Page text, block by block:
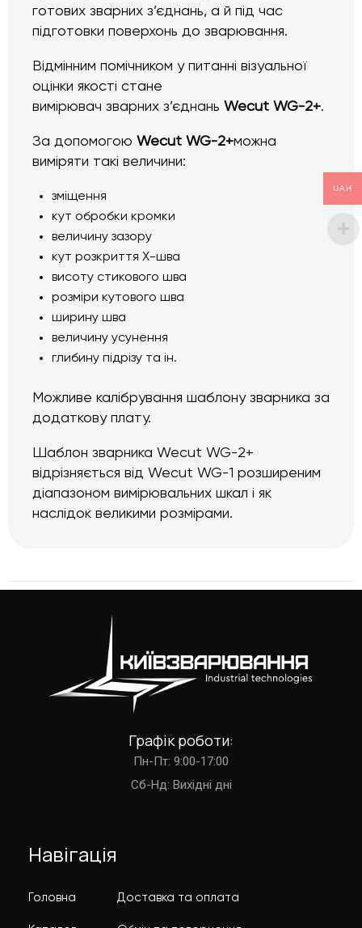
готових зварних з’єднань, а й під час
підготовки поверхонь до зварювання.
Відмінним помічником у питанні візуальної
оцінки якості стане
вимірювач зварних з’єднань Wecut WG-2+.
За допомогою Wecut WG-2+можна
виміряти такі величини:
зміщення
кут обробки кромки
величину зазору
кут розкриття Х-шва
висоту стикового шва
розміри кутового шва
ширину шва
величину усунення
глибину підрізу та ін.
Можливе калібрування шаблону зварника за
додаткову плату.
Шаблон зварника Wecut WG-2+
відрізняється від Wecut WG-1 розширеним
діапазоном вимірювальних шкал і як
наслідок великими розмірами.
Графік роботи:
Пн-Пт: 9:00-17:00
Cб-Нд: Вихідні дні
Навігація
Головна Доставка та оплата
UAH